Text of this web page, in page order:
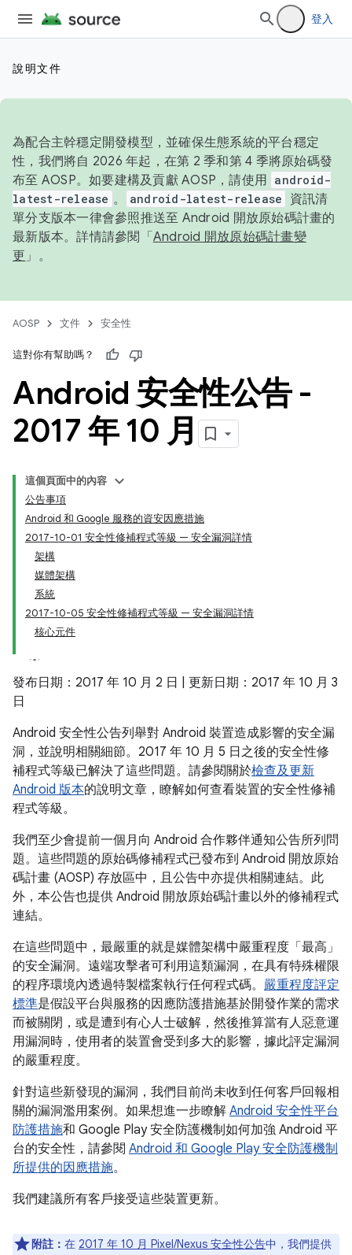
登入
說明文件
為配合主幹穩定開發模型，並確保生態系統的平台穩定
性，我們將自 2026 年起，在第 2 季和第 4 季將原始碼發
布至 AOSP。如要建構及貢獻 AOSP，請使用 android-
latest-release 。 android-latest-release
資訊清
單分支版本一律會參照推送至 Android 開放原始碼計畫的
最新版本。詳情請參閱「 Android 開放原始碼計畫變
更 」。
AOSP 文件 安全性
這對你有幫助嗎？
Android 安全性公告 -
2017 年 10 月
這個頁面中的內容
公告事項
Android 和 Google 服務的資安因應措施
2017-10-01 安全性修補程式等級 — 安全漏洞詳情
架構
媒體架構
系統
2017-10-05 安全性修補程式等級 — 安全漏洞詳情
核心元件
發布日期：2017 年 10 月 2 日 | 更新日期：2017 年 10 月 3
日
Android 安全性公告列舉對 Android 裝置造成影響的安全漏
洞，並說明相關細節。2017 年 10 月 5 日之後的安全性修
補程式等級已解決了這些問題。請參閱關於檢查及更新
Android 版本的說明文章，瞭解如何查看裝置的安全性修補
程式等級。
我們至少會提前一個月向 Android 合作夥伴通知公告所列問
題。這些問題的原始碼修補程式已發布到 Android 開放原始
碼計畫 (AOSP) 存放區中，且公告中亦提供相關連結。此
外，本公告也提供 Android 開放原始碼計畫以外的修補程式
連結。
在這些問題中，最嚴重的就是媒體架構中嚴重程度「最高」
的安全漏洞。遠端攻擊者可利用這類漏洞，在具有特殊權限
的程序環境內透過特製檔案執行任何程式碼。 嚴重程度評定
標準是假設平台與服務的因應防護措施基於開發作業的需求
而被關閉，或是遭到有心人士破解，然後推算當有人惡意運
用漏洞時，使用者的裝置會受到多大的影響，據此評定漏洞
的嚴重程度。
針對這些新發現的漏洞，我們目前尚未收到任何客戶回報相
關的漏洞濫用案例。如果想進一步瞭解 Android 安全性平台
防護措施和 Google Play 安全防護機制如何加強 Android 平
台的安全性，請參閱 Android 和 Google Play 安全防護機制
所提供的因應措施。
我們建議所有客戶接受這些裝置更新。
附註： 在 2017 年 10 月 Pixel/Nexus 安全性公告中，我們提供